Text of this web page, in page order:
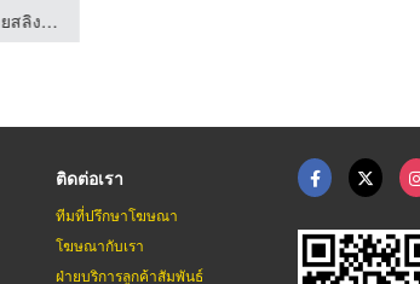
บริษัทจำหน่ายสลิงลิฟต์ อะไหล่ลิฟต์-บันไดเลื่อน
ติดต่อเรา
ทีมที่ปรึกษาโฆษณา
โฆษณากับเรา
ฝ่ายบริการลูกค้าสัมพันธ์